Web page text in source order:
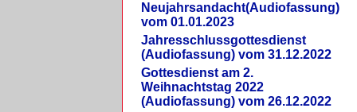
Neujahrsandacht(Audiofassung)
vom 01.01.2023
Jahresschlussgottesdienst
(Audiofassung) vom 31.12.2022
Gottesdienst am 2.
Weihnachtstag 2022
(Audiofassung) vom 26.12.2022